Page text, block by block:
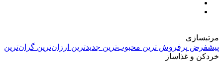
مرتبسازی
پیشفرض پرفروش ترین محبوب‌ترین جدیدترین ارزان‌ترین گران‌ترین
خردکن و غذاساز